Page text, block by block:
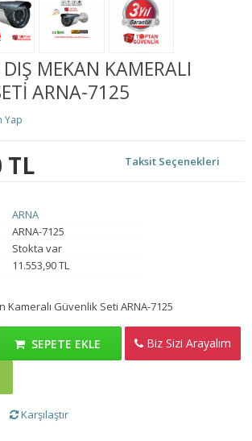
MEKAN KAMERALI
ARNA-7125
Yap
TL Taksit Seçenekleri
ARNA
ARNA-7125
Stokta var
11.553,90 TL
Kameralı Güvenlik Seti ARNA-7125
SEPETE EKLE
Karşılaştır
Biz Sizi Arayalım